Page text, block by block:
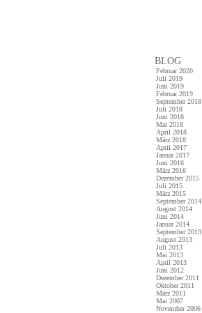
BLOG
Februar 2020
Juli 2019
Juni 2019
Februar 2019
September 2018
Juli 2018
Juni 2018
Mai 2018
April 2018
März 2018
April 2017
Januar 2017
Juni 2016
März 2016
Dezember 2015
Juli 2015
März 2015
September 2014
August 2014
Juni 2014
Januar 2014
September 2013
August 2013
Juli 2013
Mai 2013
April 2013
Juni 2012
Dezember 2011
Oktober 2011
März 2011
Mai 2007
November 2006